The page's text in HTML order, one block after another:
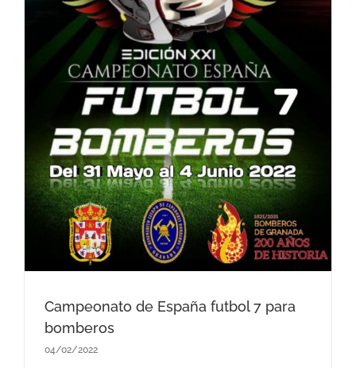
Campeonato de España futbol 7 para
bomberos
04/02/2022